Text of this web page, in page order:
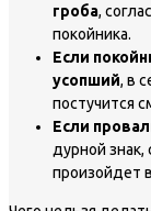
гроба,
покойника.
Если
усопший, в
постучится
Если
дурной
произойдет